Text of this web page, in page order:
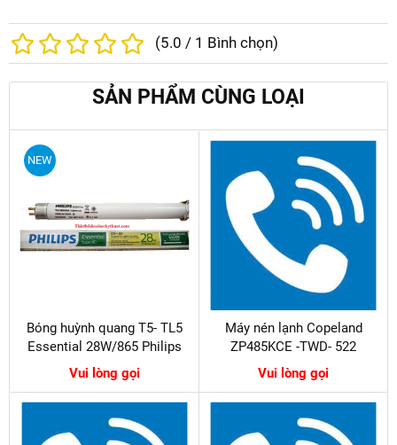
(5.0 / 1 Bình chọn)
SẢN PHẨM CÙNG LOẠI
NEW
Bóng huỳnh quang T5- TL5
Essential 28W/865 Philips
Vui lòng gọi
Máy nén lạnh Copeland
ZP485KCE -TWD- 522
Vui lòng gọi